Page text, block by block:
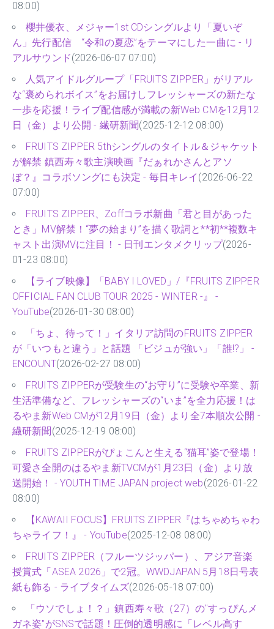
08:00)
櫻井優衣、メジャー1st CDシングルより「夏いぞ
ん」先行配信 “令和の夏恋”をテーマにした一曲に - リ
アルサウンド(2026-06-07 07:00)
人気アイドルグループ「FRUITS ZIPPER」がリアル
な“褒められボイス”をお届けしフレッシャーズの新たな
一歩を応援！ライブ配信感が満載の新Web CMを12月12
日（金）より公開 - 繊研新聞(2025-12-12 08:00)
FRUITS ZIPPER 5thシングルのタイトル＆ジャケット
が解禁 鎮西寿々歌主演映画『だぁれかさんとアソ
ぼ？』コラボソングにも決定 - 毎日キレイ (2026-06-22
07:00)
FRUITS ZIPPER、Zoffコラボ新曲「君と目があった
とき」MV解禁！“夢の始まり”を描く歌詞と**初**複数キ
ャスト出演MVに注目！ - 日刊エンタメクリップ(2026-
01-23 08:00)
【ライブ映像】「BABY I LOVED」/『FRUITS ZIPPER
OFFICIAL FAN CLUB TOUR 2025 - WINTER -』 -
YouTube(2026-01-30 08:00)
「ちょ、待って！」イタリア訪問のFRUITS ZIPPER
が「いつもと違う」と話題 「ビジュが強い」「誰!?」 -
ENCOUNT(2026-02-27 08:00)
FRUITS ZIPPERが受験生の“お守り”に受験や卒業、新
生活準備など、フレッシャーズの“いま”を全力応援！は
るやま新Web CMが12月19日（金）より全7本順次公開 -
繊研新聞 (2025-12-19 08:00)
FRUITS ZIPPERがぴょこんと生える“猫耳”姿で登場！
可愛さ全開のはるやま新TVCMが1月23日（金）より放
送開始！ - YOUTH TIME JAPAN project web(2026-01-22
08:00)
【KAWAII FOCUS】FRUITS ZIPPER『はちゃめちゃわ
ちゃライフ！』 - YouTube(2025-12-08 08:00)
FRUITS ZIPPER（フルーツジッパー）、アジア音楽
授賞式「ASEA 2026」で2冠。WWDJAPAN 5月18日号表
紙も飾る - ライブタイムズ(2026-05-18 07:00)
「ウソでしょ！？」鎮西寿々歌（27）の"すっぴんメ
ガネ姿"がSNSで話題！圧倒的透明感に「レベル高す